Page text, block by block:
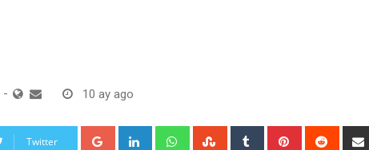
- 10 ay ago
Twitter Google+ LinkedIn WhatsappStumbleUpon
Tumblr Pinterest Reddit